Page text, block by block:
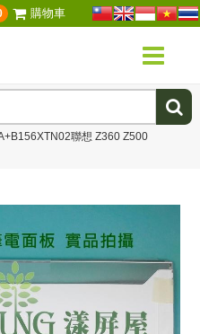
購物車
聯想 Z360 Z500